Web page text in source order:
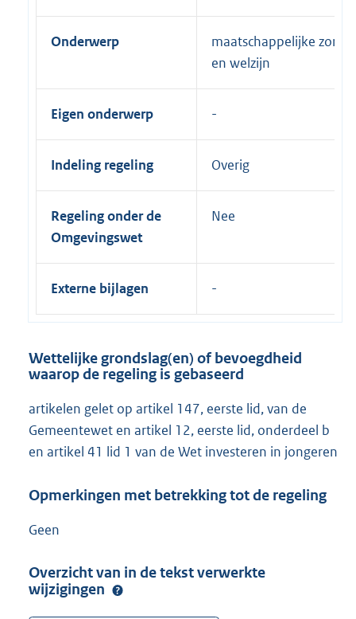
Onderwerp
maatschappelijke zorg
en welzijn
Eigen onderwerp
Indeling regeling Overig
Regeling onder de
Omgevingswet
Nee
Externe bijlagen
Wettelijke grondslag(en) of bevoegdheid
waarop de regeling is gebaseerd
artikelen gelet op artikel 147, eerste lid, van de
Gemeentewet en artikel 12, eerste lid, onderdeel b
en artikel 41 lid 1 van de Wet investeren in jongeren
Opmerkingen met betrekking tot de regeling
Geen
Overzicht van in de tekst verwerkte
wijzigingen